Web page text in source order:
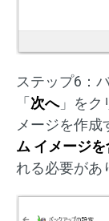
ステップ6：
「 次へ」をク
メージを作成
ム イメージ
れる必要があ